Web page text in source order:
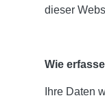
dieser
Wie
Ihre Daten